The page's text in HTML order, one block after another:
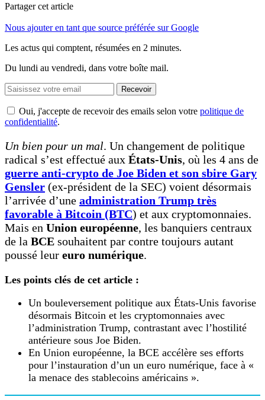
Partager cet article
Nous ajouter en tant que source préférée sur Google
Les actus qui comptent, résumées en 2 minutes.
Du lundi au vendredi, dans votre boîte mail.
Recevoir
Oui, j'accepte de recevoir des emails selon votre politique de
confidentialité.
Un bien pour un mal. Un changement de politique
radical s’est effectué aux États-Unis, où les 4 ans de
guerre anti-crypto de Joe Biden et son sbire Gary
Gensler (ex-président de la SEC) voient désormais
l’arrivée d’une administration Trump très
favorable à Bitcoin (BTC) et aux cryptomonnaies.
Mais en Union européenne, les banquiers centraux
de la BCE souhaitent par contre toujours autant
poussé leur euro numérique.
Les points clés de cet article :
Un bouleversement politique aux États-Unis favorise
désormais Bitcoin et les cryptomonnaies avec
l’administration Trump, contrastant avec l’hostilité
antérieure sous Joe Biden.
En Union européenne, la BCE accélère ses efforts
pour l’instauration d’un un euro numérique, face à «
la menace des stablecoins américains ».